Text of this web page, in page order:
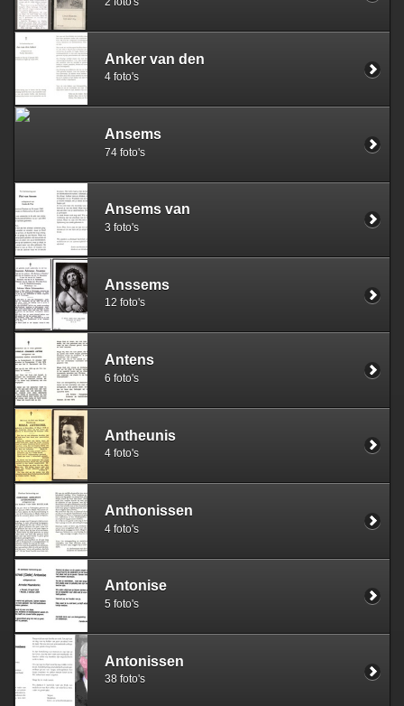
Anker van den
4 foto's
Ansems
74 foto's
Ansems van
3 foto's
Anssems
12 foto's
Antens
6 foto's
Antheunis
4 foto's
Anthonissen
4 foto's
Antonise
5 foto's
Antonissen
38 foto's